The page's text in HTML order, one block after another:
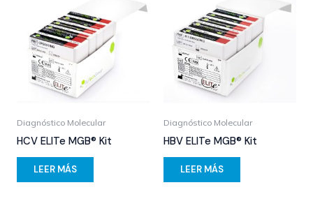
Diagnóstico Molecular
HCV ELITe MGB® Kit
LEER MÁS
Diagnóstico Molecular
HBV ELITe MGB® Kit
LEER MÁS